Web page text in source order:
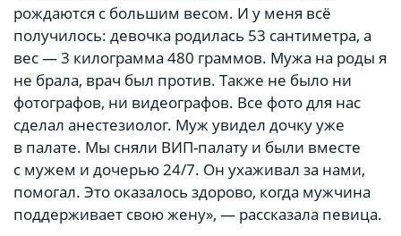
рождаются с большим весом. И у меня всё
получилось: девочка родилась 53 сантиметра, а
вес — 3 килограмма 480 граммов. Мужа на роды я
не брала, врач был против. Также не было ни
фотографов, ни видеографов. Все фото для нас
сделал анестезиолог. Муж увидел дочку уже
в палате. Мы сняли ВИП-палату и были вместе
с мужем и дочерью 24/7. Он ухаживал за нами,
помогал. Это оказалось здорово, когда мужчина
поддерживает свою жену», — рассказала певица.